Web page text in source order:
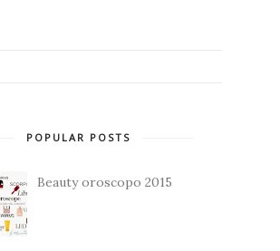
POPULAR POSTS
Beauty oroscopo 2015